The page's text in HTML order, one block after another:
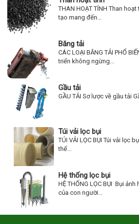
THAN HOẠT TÍNH Than
tạo mang đến...
Băng tải
CÁC LOẠI BĂNG TẢI PHỔ
triển không ngừng...
Gầu tải
GẦU TẢI Sơ lược về gầu tải
Túi vải lọc bụi
TÚI VẢI LỌC BỤI Túi vải lọc
thể...
Hệ thống lọc bụi
HỆ THỐNG LỌC BỤI Bụi
của con người...